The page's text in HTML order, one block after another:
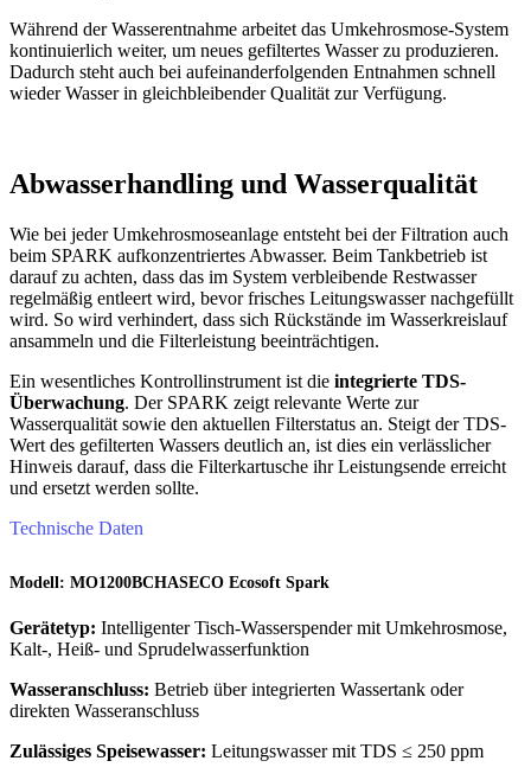
Während der Wasserentnahme arbeitet das Umkehrosmose-System
kontinuierlich weiter, um neues gefiltertes Wasser zu produzieren.
Dadurch steht auch bei aufeinanderfolgenden Entnahmen schnell
wieder Wasser in gleichbleibender Qualität zur Verfügung.
Abwasserhandling und Wasserqualität
Wie bei jeder Umkehrosmoseanlage entsteht bei der Filtration auch
beim SPARK aufkonzentriertes Abwasser. Beim Tankbetrieb ist
darauf zu achten, dass das im System verbleibende Restwasser
regelmäßig entleert wird, bevor frisches Leitungswasser nachgefüllt
wird. So wird verhindert, dass sich Rückstände im Wasserkreislauf
ansammeln und die Filterleistung beeinträchtigen.
Ein wesentliches Kontrollinstrument ist die integrierte TDS-
Überwachung. Der SPARK zeigt relevante Werte zur
Wasserqualität sowie den aktuellen Filterstatus an. Steigt der TDS-
Wert des gefilterten Wassers deutlich an, ist dies ein verlässlicher
Hinweis darauf, dass die Filterkartusche ihr Leistungsende erreicht
und ersetzt werden sollte.
Technische Daten
Modell: MO1200BCHASECO Ecosoft Spark
Gerätetyp: Intelligenter Tisch-Wasserspender mit Umkehrosmose,
Kalt-, Heiß- und Sprudelwasserfunktion
Wasseranschluss: Betrieb über integrierten Wassertank oder
direkten Wasseranschluss
Zulässiges Speisewasser: Leitungswasser mit TDS ≤ 250 ppm